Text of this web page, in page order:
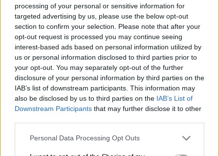
processing of your personal or sensitive information for
targeted advertising by us, please use the below opt-out
section to confirm your selection. Please note that after your
opt-out request is processed you may continue seeing
interest-based ads based on personal information utilized by
us or personal information disclosed to third parties prior to
your opt-out. You may separately opt-out of the further
disclosure of your personal information by third parties on the
IAB’s list of downstream participants. This information may
also be disclosed by us to third parties on the IAB’s List of
Downstream Participants that may further disclose it to other
Personal Data Processing Opt Outs
Λαρισαίων πάει διακοπές! – Ραντεβού
ξανά στις 17 Αυγούστου
07/08/2026 , 9:23
Ε. Λιακούλη: Στου αγρότη το κεφάλι, όλα
τα τεχνάσματα και τα πειράματα!
07/08/2026 , 9:17
Κέλλας